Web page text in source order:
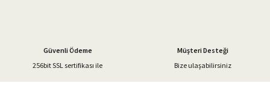
Gönder
Güvenli Ödeme
256bit SSL sertifikası ile
Müşteri Desteği
Bize ulaşabilirsiniz